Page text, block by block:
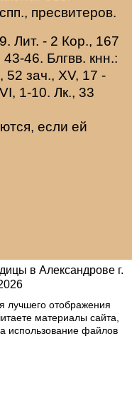
пресвитеров.
Лит. - 2 Кор., 167
46. Блгвв. кнн.:
52 зач., XV, 17 -
1-10. Лк., 33
если ей
в Александрове г.
лучшего отображения
материалы сайта,
использование файлов